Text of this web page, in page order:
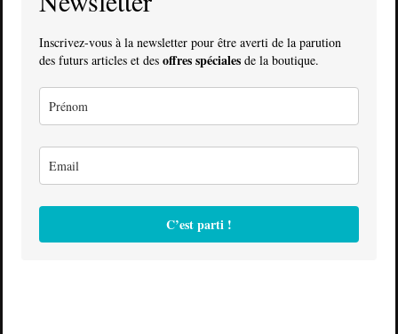
Inscrivez-vous à la newsletter pour être averti de la parution
des futurs articles et des offres spéciales de la boutique.
C’est parti !